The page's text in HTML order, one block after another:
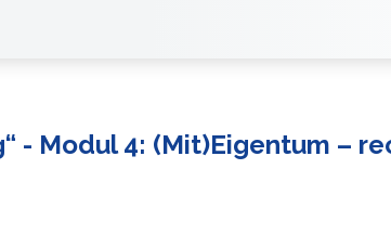
- Modul 4: (Mit)Eigentum –